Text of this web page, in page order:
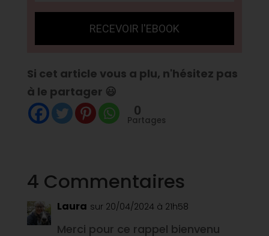
RECEVOIR l'EBOOK
Si cet article vous a plu, n'hésitez pas
à le partager 😃
0
Partages
4 Commentaires
Laura sur 20/04/2024 à 21h58
Merci pour ce rappel bienvenu